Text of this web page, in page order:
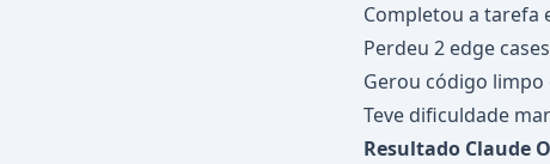
Completou a tarefa
Perdeu 2 edge
Gerou código
Teve dificuldade
Resultado Claude